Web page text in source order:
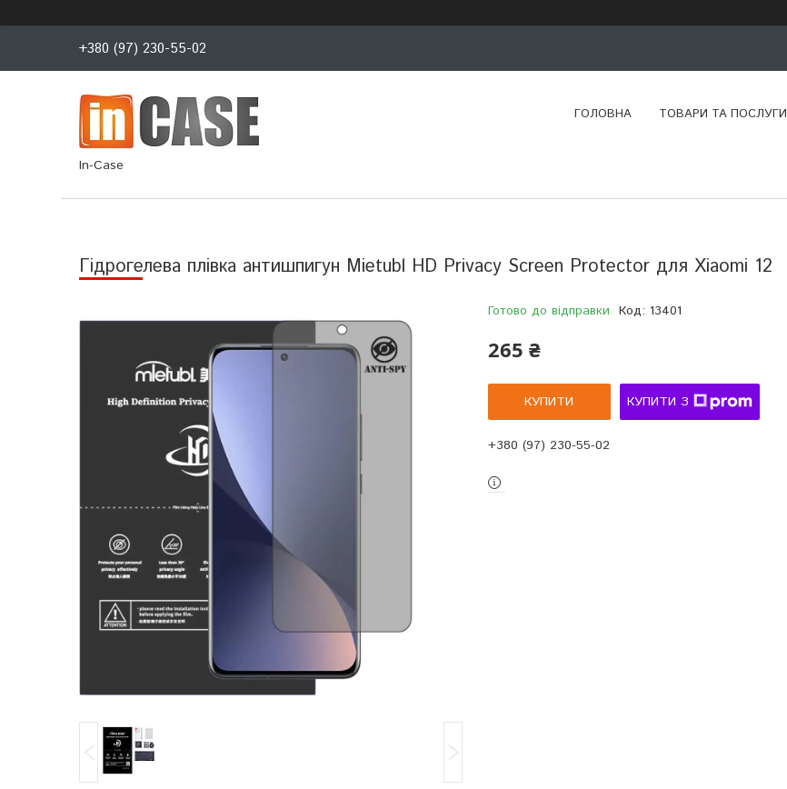
+380 (97) 230-55-02
In-Case
ГОЛОВНА ТОВАРИ ТА ПОСЛУГИ
Гідрогелева плівка антишпигун Mietubl HD Privacy Screen Protector для Xiaomi 12
Готово до відправки Код: 13401
265 ₴
КУПИТИ КУПИТИ З
+380 (97) 230-55-02